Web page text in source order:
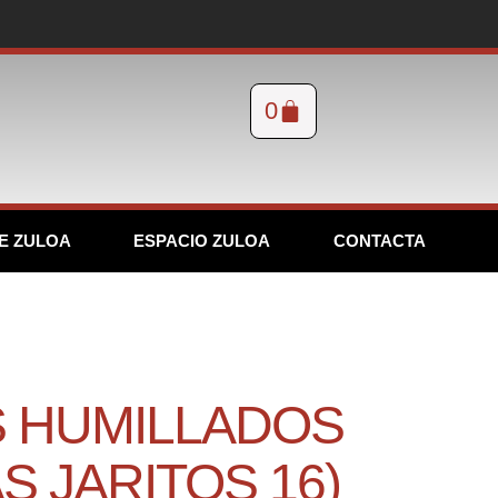
0
ZULOA ESPACIO ZULOA CONTACTA
HUMILLADOS
JARITOS 16)